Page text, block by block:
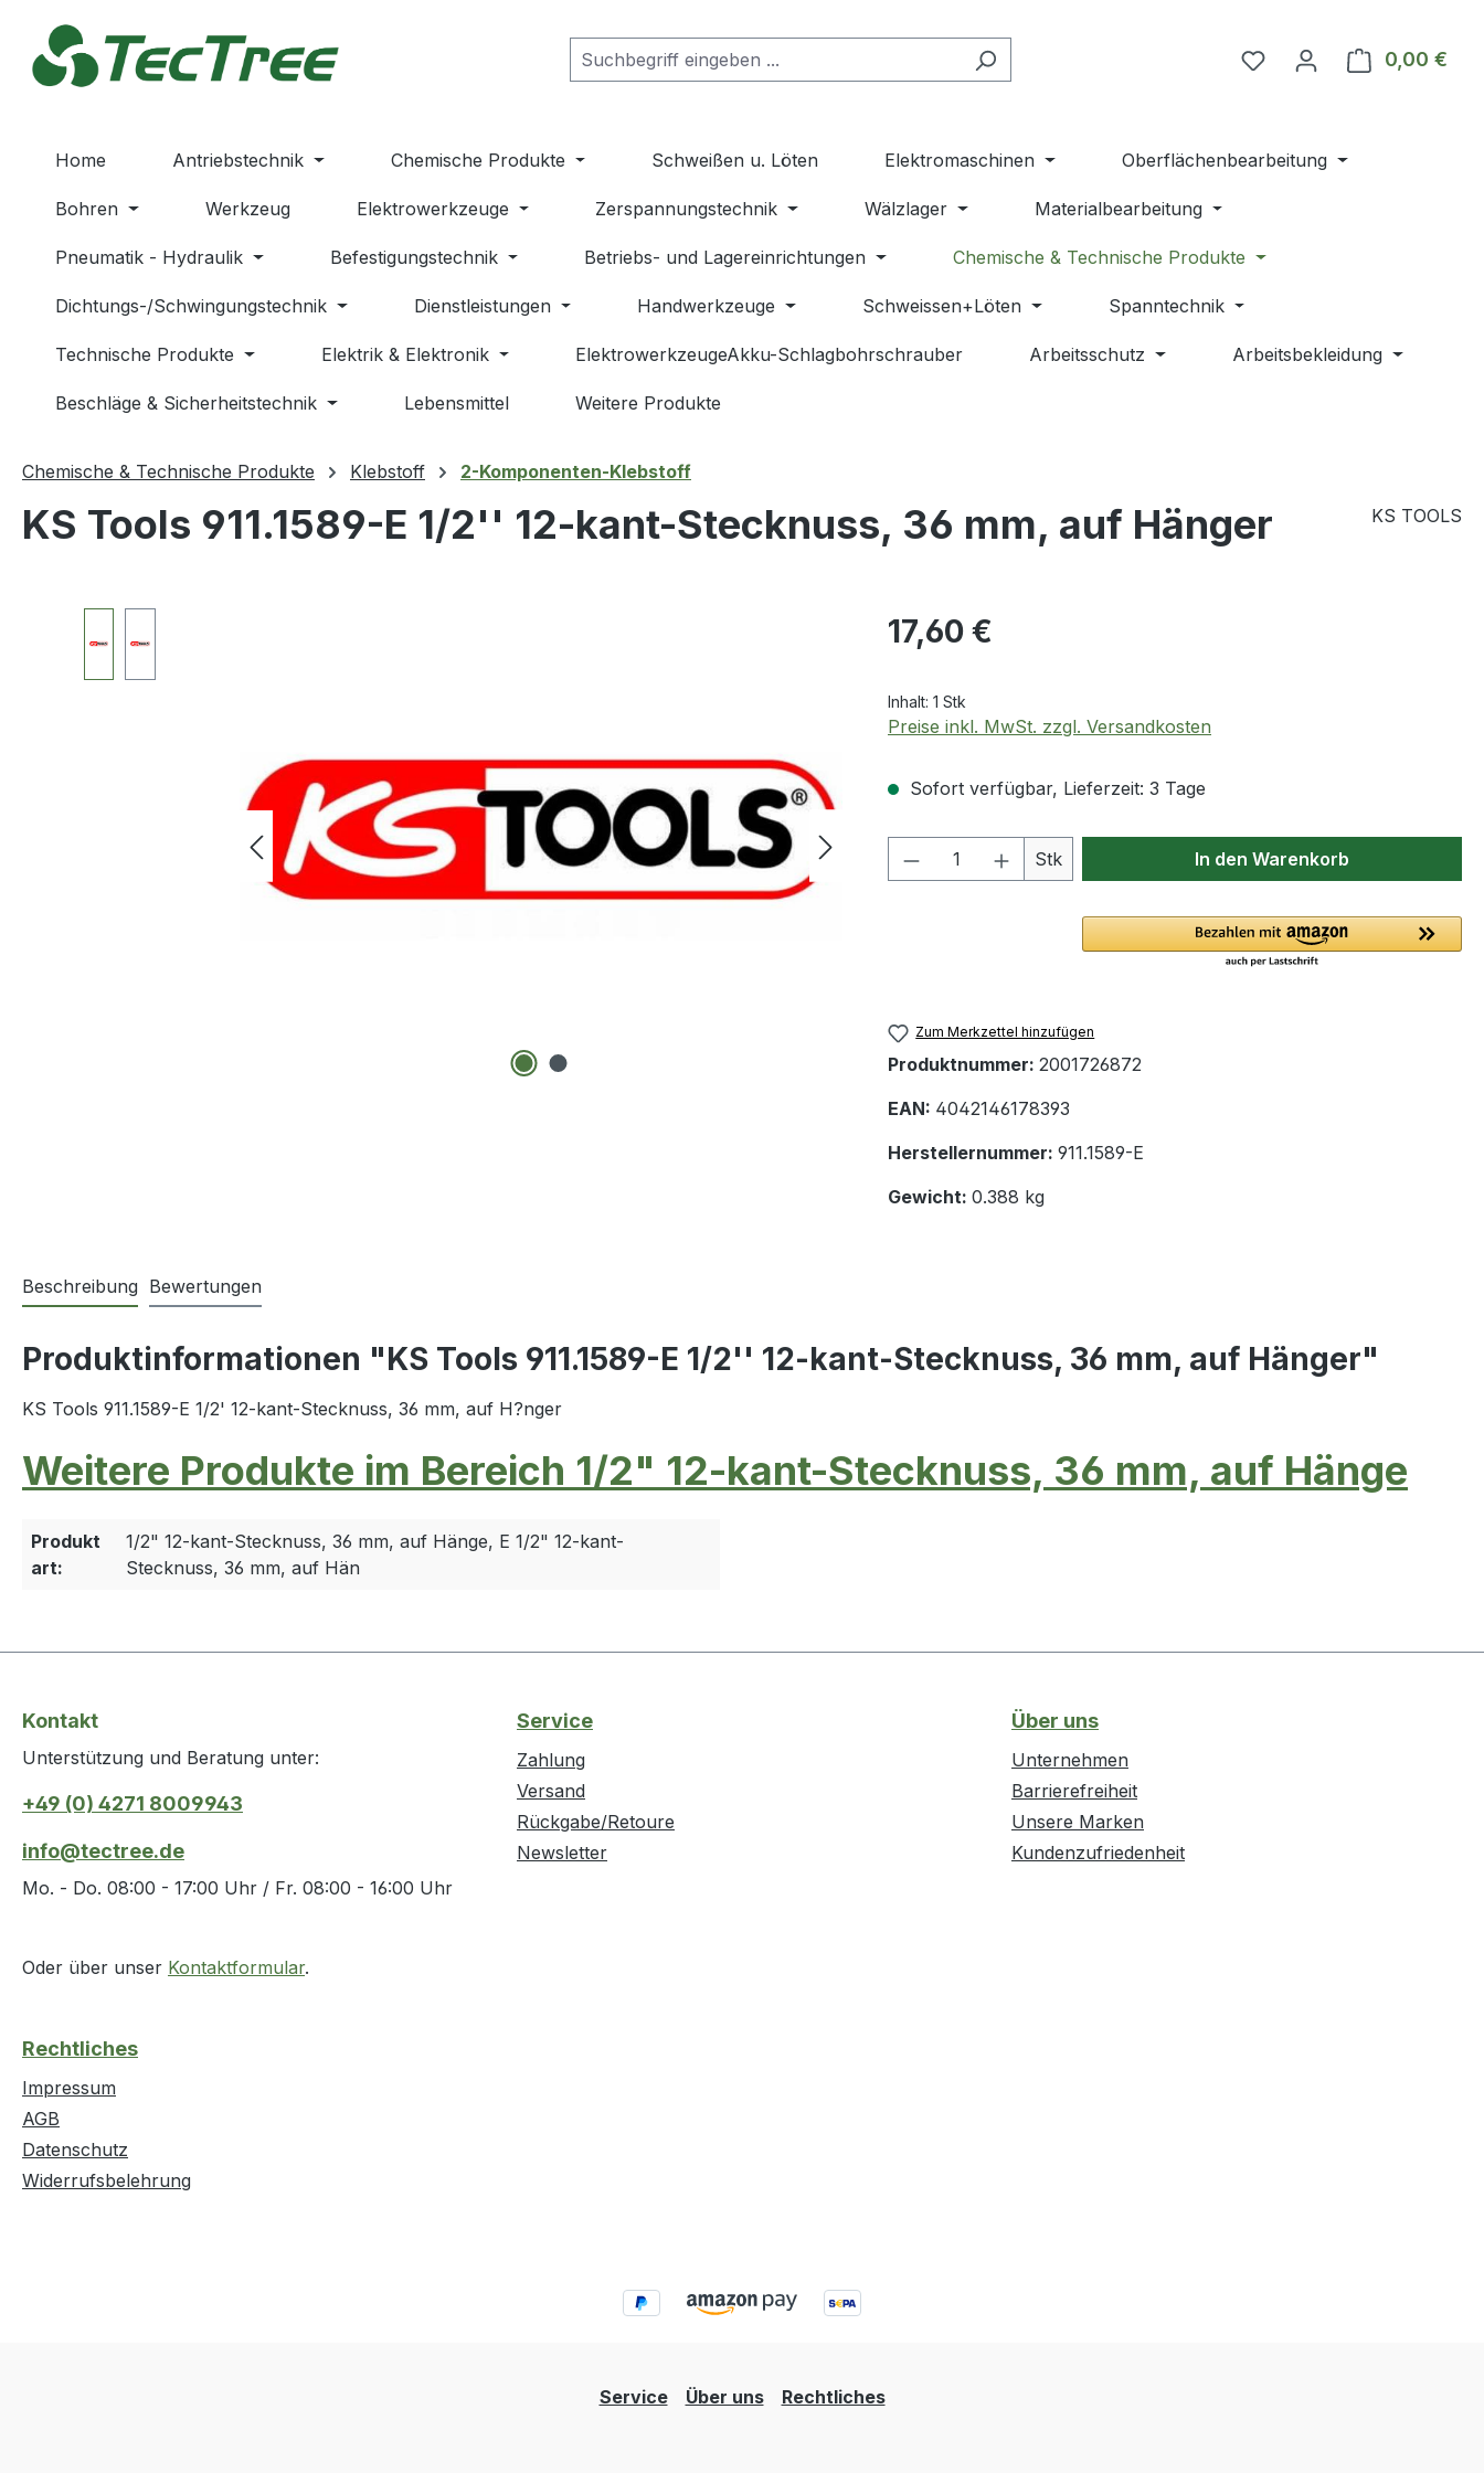
Hauptinhalt springen
Zur Suche springen
Zur Hauptnavigation springen
Du hast 0 Produkte auf
0,00 €
Home Antriebstechnik Chemische Produkte Schweißen u. Löten Elektromaschinen Oberflächenbearbeitung
Bohren Werkzeug Elektrowerkzeuge Zerspannungstechnik Wälzlager Materialbearbeitung
Pneumatik - Hydraulik Befestigungstechnik Betriebs- und Lagereinrichtungen Chemische & Technische Produkte
Dichtungs-/Schwingungstechnik Dienstleistungen Handwerkzeuge Schweissen+Löten Spanntechnik
Technische Produkte Elektrik & Elektronik ElektrowerkzeugeAkku-Schlagbohrschrauber Arbeitsschutz Arbeitsbekleidung
Beschläge & Sicherheitstechnik Lebensmittel Weitere Produkte
Chemische & Technische Produkte Klebstoff 2-Komponenten-Klebstoff
KS Tools 911.1589-E 1/2'' 12-kant-Stecknuss, 36 mm, auf Hänger KS TOOLS
Regulärer Preis:
17,60 €
Inhalt: 1 Stk
Preise inkl. MwSt. zzgl. Versandkosten
Sofort verfügbar, Lieferzeit: 3 Tage
Produkt Anzahl: Gib den gewünschten Wert
Stk In den Warenkorb
Zum Merkzettel hinzufügen
Produktnummer: 2001726872
EAN: 4042146178393
Herstellernummer: 911.1589-E
Gewicht: 0.388 kg
Beschreibung Bewertungen
Produktinformationen "KS Tools 911.1589-E 1/2'' 12-kant-Stecknuss, 36 mm, auf Hänger"
KS Tools 911.1589-E 1/2' 12-kant-Stecknuss, 36 mm, auf H?nger
Weitere Produkte im Bereich 1/2" 12-kant-Stecknuss, 36 mm, auf Hänge
Produkt
art:
1/2" 12-kant-Stecknuss, 36 mm, auf Hänge, E 1/2" 12-kant-
Stecknuss, 36 mm, auf Hän
Kontakt
Unterstützung und Beratung unter:
+49 (0) 4271 8009943
info@tectree.de
Mo. - Do. 08:00 - 17:00 Uhr / Fr. 08:00 - 16:00 Uhr
Oder über unser Kontaktformular.
Service
Zahlung
Versand
Rückgabe/Retoure
Newsletter
Über uns
Unternehmen
Barrierefreiheit
Unsere Marken
Kundenzufriedenheit
Rechtliches
Impressum
AGB
Datenschutz
Widerrufsbelehrung
Service Über uns Rechtliches